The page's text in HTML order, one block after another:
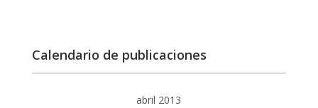
Calendario de publicaciones
abril 2013